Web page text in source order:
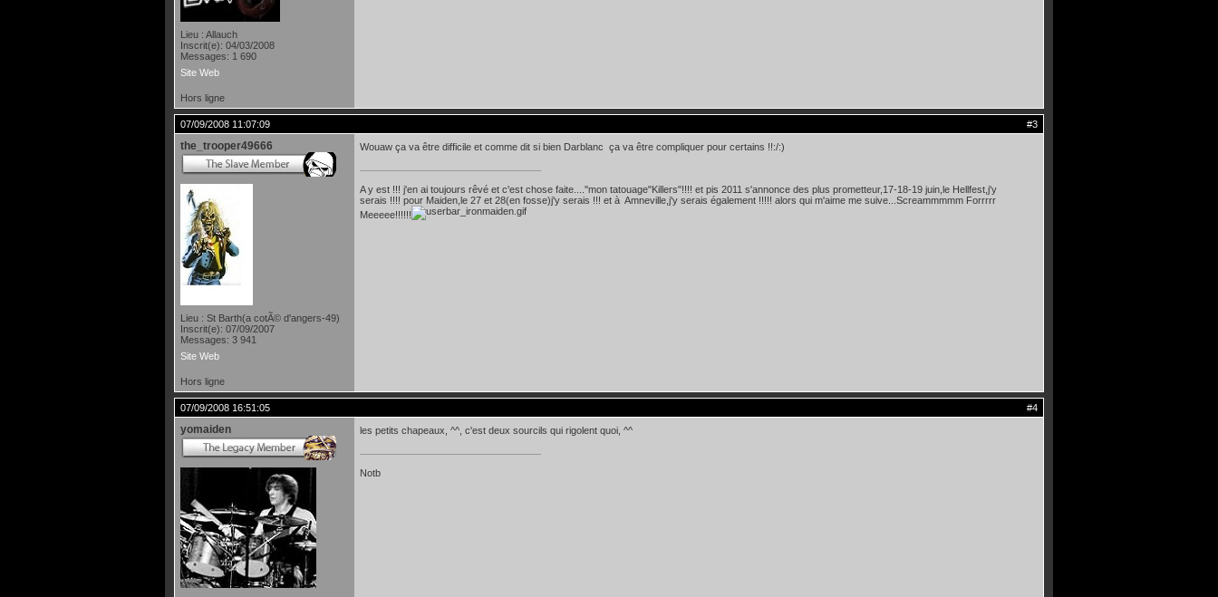
Lieu : Allauch
Inscrit(e): 04/03/2008
Messages: 1 690
Site Web
Hors ligne
#3
07/09/2008 11:07:09
the_trooper49666
Lieu : St Barth(a cotÃ© d'angers-49)
Inscrit(e): 07/09/2007
Messages: 3 941
Site Web
Wouaw ça va être difficile et comme dit si bien Darblanc ça va être compliquer pour certains !!:/:)
A y est !!! j'en ai toujours rêvé et c'est chose faite....''mon tatouage"Killers"!!!! et pis 2011 s'annonce des plus prometteur,17-18-19 juin,le Hellfest,j'y
serais !!!! pour Maiden,le 27 et 28(en fosse)j'y serais !!! et à Amneville,j'y serais également !!!!! alors qui m'aime me suive...Screammmmm Forrrrr
Meeeee!!!!!!
Hors ligne
#4
07/09/2008 16:51:05
yomaiden les petits chapeaux, ^^, c'est deux sourcils qui rigolent quoi, ^^
Notb